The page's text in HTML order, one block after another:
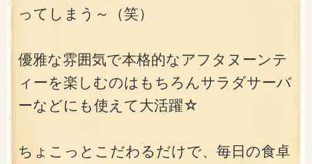
ってしまう～（笑）
優雅な雰囲気で本格的なアフタヌーンテ
ィーを楽しむのはもちろんサラダサーバ
ーなどにも使えて大活躍☆
ちょこっとこだわるだけで、毎日の食卓